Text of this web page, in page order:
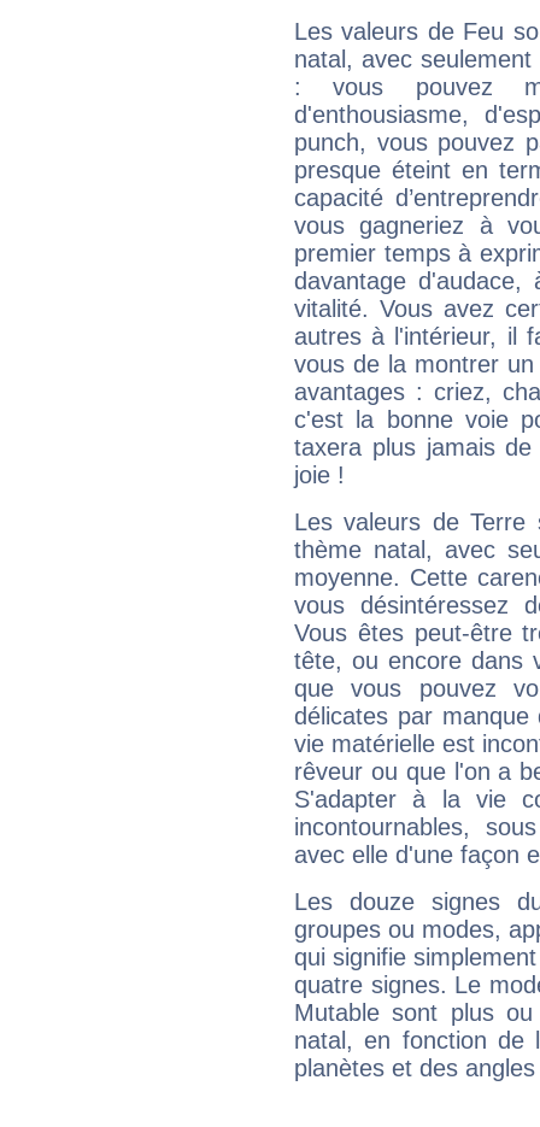
Les valeurs de Feu
natal, avec
: vous pouvez
d'enthousiasme,
punch, vous pouvez
presque éteint en
capacité
vous gagneriez à
premier temps à
davantage
vitalité. Vous avez
autres à l'intérieur, il
vous de la montrer
avantages : criez,
c'est la bonne voie
taxera plus jamais
joie !
Les valeurs de Terre
thème natal, avec
moyenne. Cette
vous désintéressez
Vous êtes peut-être
tête, ou encore dans
que vous pouvez
délicates par
vie matérielle est
rêveur ou que l'on a
S'adapter à la vie
incontournables,
avec elle d'une façon
Les douze signes
groupes ou modes,
qui signifie
quatre signes. Le
Mutable sont plus
natal, en fonction de
planètes et des